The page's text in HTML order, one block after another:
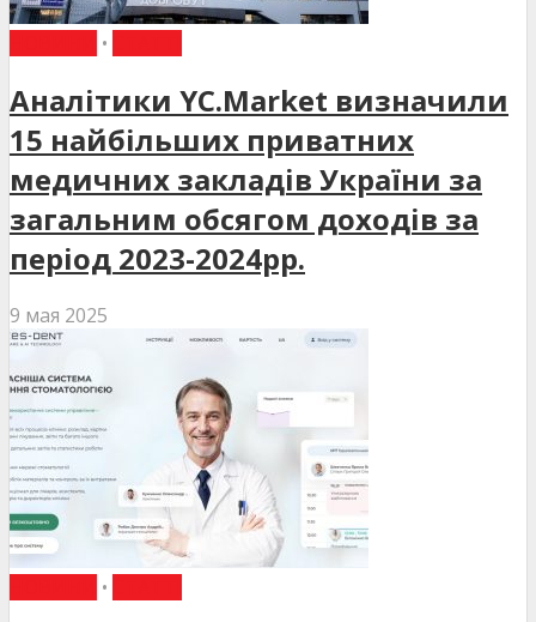
•
Аналітики YC.Market визначили
15 найбільших приватних
медичних закладів України за
загальним обсягом доходів за
період 2023-2024рр.
9 мая 2025
•